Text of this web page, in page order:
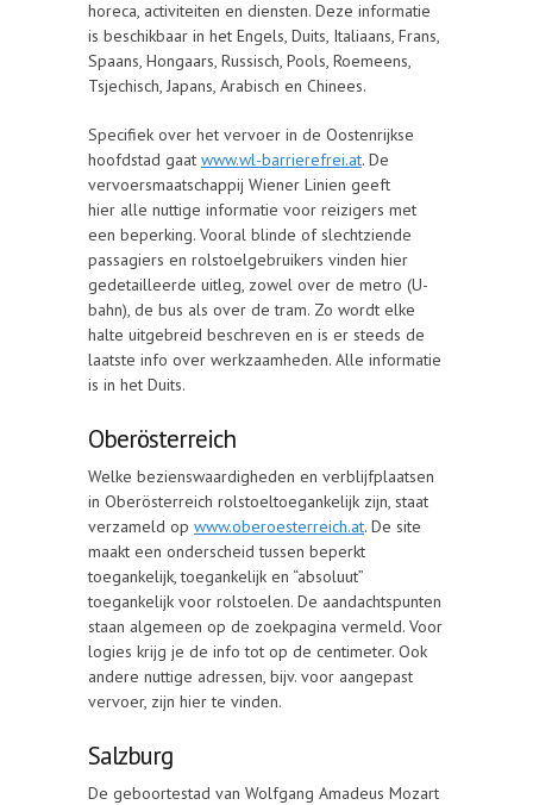
horeca, activiteiten en diensten. Deze informatie
is beschikbaar in het Engels, Duits, Italiaans, Frans,
Spaans, Hongaars, Russisch, Pools, Roemeens,
Tsjechisch, Japans, Arabisch en Chinees.
Specifiek over het vervoer in de Oostenrijkse
hoofdstad gaat www.wl-barrierefrei.at. De
vervoersmaatschappij Wiener Linien geeft
hier alle nuttige informatie voor reizigers met
een beperking. Vooral blinde of slechtziende
passagiers en rolstoelgebruikers vinden hier
gedetailleerde uitleg, zowel over de metro (U-
bahn), de bus als over de tram. Zo wordt elke
halte uitgebreid beschreven en is er steeds de
laatste info over werkzaamheden. Alle informatie
is in het Duits.
Oberösterreich
Welke bezienswaardigheden en verblijfplaatsen
in Oberösterreich rolstoeltoegankelijk zijn, staat
verzameld op www.oberoesterreich.at. De site
maakt een onderscheid tussen beperkt
toegankelijk, toegankelijk en “absoluut”
toegankelijk voor rolstoelen. De aandachtspunten
staan algemeen op de zoekpagina vermeld. Voor
logies krijg je de info tot op de centimeter. Ook
andere nuttige adressen, bijv. voor aangepast
vervoer, zijn hier te vinden.
Salzburg
De geboortestad van Wolfgang Amadeus Mozart